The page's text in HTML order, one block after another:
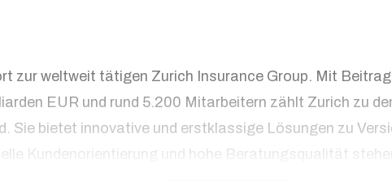
zur weltweit tätigen Zurich Insurance Group. Mit
EUR und rund 5.200 Mitarbeitern zählt Zurich zu
Sie bietet innovative und erstklassige Lösungen zu
Kundenorientierung und hohe Beratungsqualität